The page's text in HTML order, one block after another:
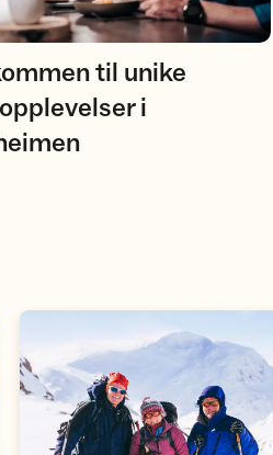
til unike
i